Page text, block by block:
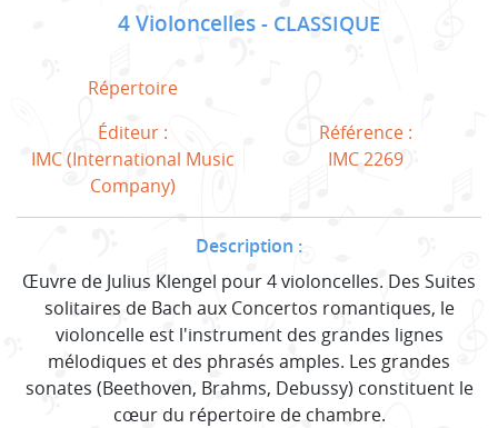
4 Violoncelles CLASSIQUE
Répertoire
Éditeur :
IMC (International Music
Company)
Référence :
IMC 2269
Description :
Œuvre de Julius Klengel pour 4 violoncelles. Des Suites
solitaires de Bach aux Concertos romantiques, le
violoncelle est l'instrument des grandes lignes
mélodiques et des phrasés amples. Les grandes
sonates (Beethoven, Brahms, Debussy) constituent le
cœur du répertoire de chambre.